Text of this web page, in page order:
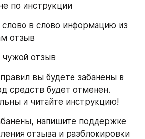
по инструкции
в слово информацию из
отзыв
отзыв
вы будете забанены в
средств будет отменен.
и читайте инструкцию!
напишите поддержке
отзыва и разблокировки